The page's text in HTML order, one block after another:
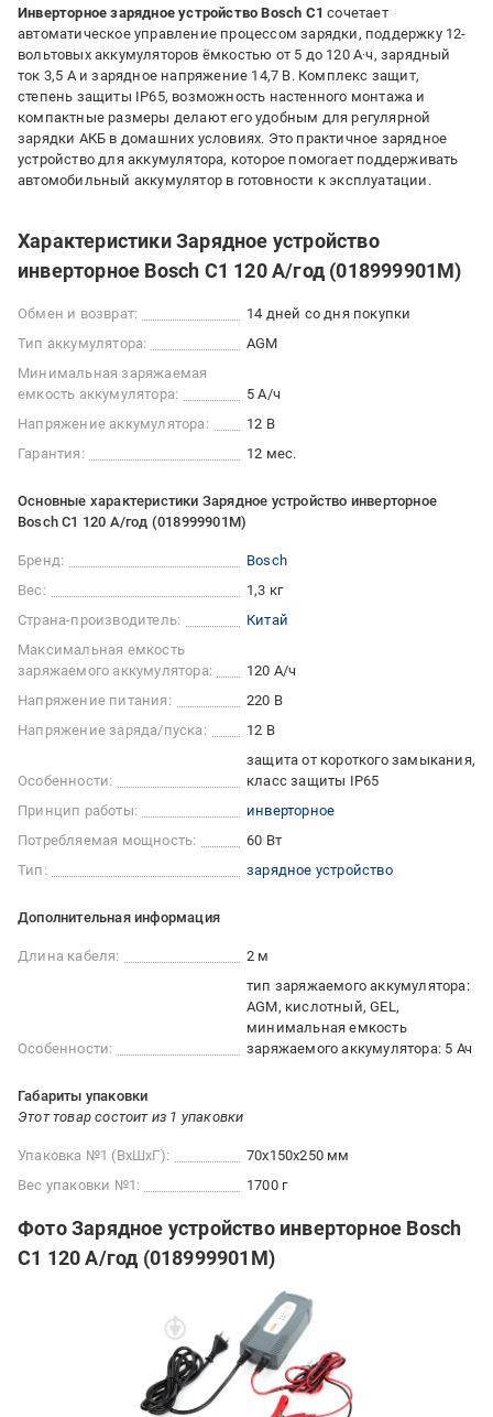
Инверторное зарядное устройство Bosch C1 сочетает
автоматическое управление процессом зарядки, поддержку 12-
вольтовых аккумуляторов ёмкостью от 5 до 120 А·ч, зарядный
ток 3,5 А и зарядное напряжение 14,7 В. Комплекс защит,
степень защиты IP65, возможность настенного монтажа и
компактные размеры делают его удобным для регулярной
зарядки АКБ в домашних условиях. Это практичное зарядное
устройство для аккумулятора, которое помогает поддерживать
автомобильный аккумулятор в готовности к эксплуатации.
Характеристики Зарядное устройство
инверторное Bosch C1 120 А/год (018999901M)
Обмен и возврат:
14 дней со дня покупки
Тип аккумулятора:
AGM
Минимальная заряжаемая
емкость аккумулятора:
5 А/ч
Напряжение аккумулятора:
12 В
Гарантия:
12 мес.
Основные характеристики Зарядное устройство инверторное
Bosch C1 120 А/год (018999901M)
Бренд:
Bosch
Вес:
1,3 кг
Страна-производитель:
Китай
Максимальная емкость
заряжаемого аккумулятора:
120 А/ч
Напряжение питания:
220 В
Напряжение заряда/пуска:
12 В
Особенности:
защита от короткого замыкания
класс защиты IP65
Принцип работы:
инверторное
Потребляемая мощность:
60 Вт
Тип:
зарядное устройство
Дополнительная информация
Длина кабеля: 2 м
Особенности:
тип заряжаемого аккумулятора:
AGM, кислотный, GEL
минимальная емкость
заряжаемого аккумулятора: 5 Ач
Габариты упаковки
Этот товар состоит из 1 упаковки
Упаковка №1 (ВхШхГ):
70x150x250 мм
Вес упаковки №1:
1700 г
Фото Зарядное устройство инверторное Bosch
C1 120 А/год (018999901M)